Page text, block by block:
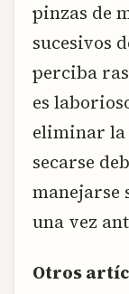
pinzas de
sucesivos
perciba
es
eliminar la
secarse
manejarse
una vez
Otros